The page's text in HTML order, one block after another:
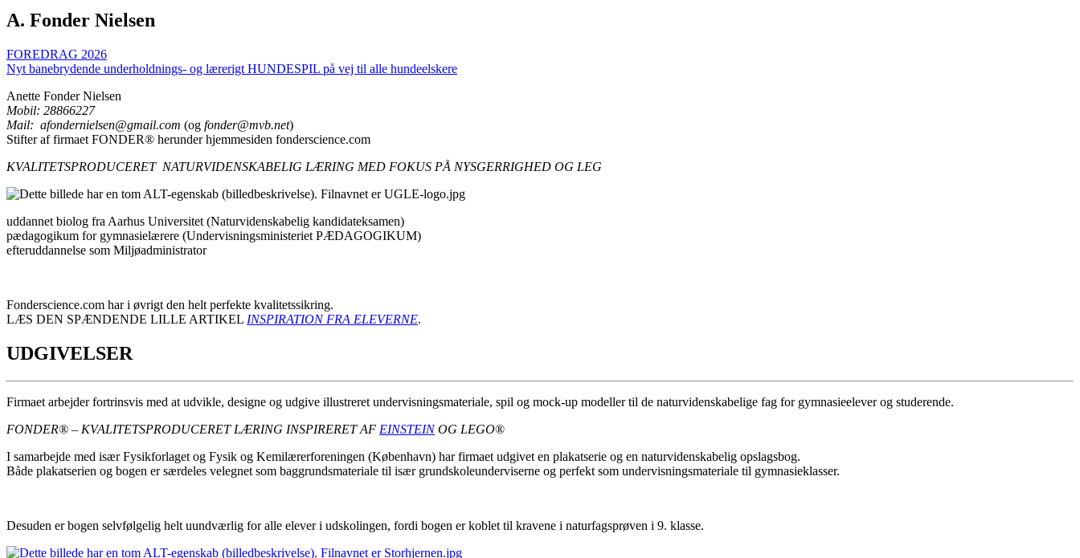
A. Fonder Nielsen
FOREDRAG 2026
Nyt banebrydende underholdnings- og lærerigt HUNDESPIL på vej til alle hundeelskere
Anette Fonder Nielsen
Mobil: 28866227
Mail: afondernielsen@gmail.com (og fonder@mvb.net)
Stifter af firmaet FONDER® herunder hjemmesiden fonderscience.com
KVALITETSPRODUCERET NATURVIDENSKABELIG LÆRING MED FOKUS PÅ NYSGERRIGHED OG LEG
uddannet biolog fra Aarhus Universitet (Naturvidenskabelig kandidateksamen)
pædagogikum for gymnasielærere (Undervisningsministeriet PÆDAGOGIKUM)
efteruddannelse som Miljøadministrator
Fonderscience.com har i øvrigt den helt perfekte kvalitetssikring.
LÆS DEN SPÆNDENDE LILLE ARTIKEL INSPIRATION FRA ELEVERNE.
UDGIVELSER
Firmaet arbejder fortrinsvis med at udvikle, designe og udgive illustreret undervisningsmateriale, spil og mock-up modeller til de naturvidenskabelige fag for gymnasieelever og studerende.
FONDER® – KVALITETSPRODUCERET LÆRING INSPIRERET AF EINSTEINOG LEGO®
I samarbejde med især Fysikforlaget og Fysik og Kemilærerforeningen (København) har firmaet udgivet en plakatserie og en naturvidenskabelig opslagsbog.
Både plakatserien og bogen er særdeles velegnet som baggrundsmateriale til især grundskoleunderviserne og perfekt som undervisningsmateriale til gymnasieklasser.
Desuden er bogen selvfølgelig helt uundværlig for alle elever i udskolingen, fordi bogen er koblet til kravene i naturfagsprøven i 9. klasse.